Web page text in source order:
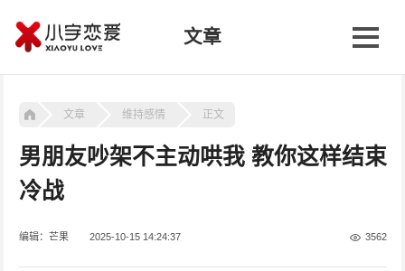
文章
文章 维持感情 正文
男朋友吵架不主动哄我 教你这样结束
冷战
编辑：芒果 2025-10-15 14:24:37 3562